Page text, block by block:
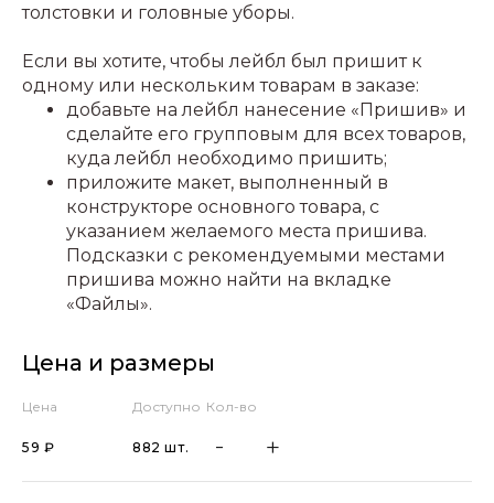
толстовки и головные уборы.
Если вы хотите, чтобы лейбл был пришит к
одному или нескольким товарам в заказе:
добавьте на лейбл нанесение «Пришив» и
сделайте его групповым для всех товаров,
куда лейбл необходимо пришить;
приложите макет, выполненный в
конструкторе основного товара, с
указанием желаемого места пришива.
Подсказки с рекомендуемыми местами
пришива можно найти на вкладке
«Файлы».
Цена и размеры
Цена Доступно Кол-во
59 ₽ 882 шт.